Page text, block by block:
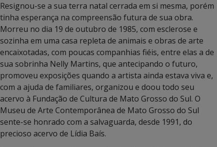
Resignou-se a sua terra natal cerrada em si mesma, porém
tinha esperança na compreensão futura de sua obra.
Morreu no dia 19 de outubro de 1985, com esclerose e
sozinha em uma casa repleta de animais e obras de arte
encaixotadas, com poucas companhias fiéis, entre elas a de
sua sobrinha Nelly Martins, que antecipando o futuro,
promoveu exposições quando a artista ainda estava viva e,
com a ajuda de familiares, organizou e doou todo seu
acervo à Fundação de Cultura de Mato Grosso do Sul. O
Museu de Arte Contemporânea de Mato Grosso do Sul
sente-se honrado com a salvaguarda, desde 1991, do
precioso acervo de Lídia Baís.